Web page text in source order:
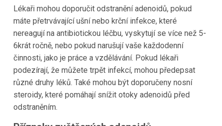
Lékaři mohou doporučit odstranění adenoidů, pokud
máte přetrvávající ušní nebo krční infekce, které
nereagují na antibiotickou léčbu, vyskytují se více než 5-
6krát ročně, nebo pokud narušují vaše každodenní
činnosti, jako je práce a vzdělávání. Pokud lékaři
podezírají, že můžete trpět infekcí, mohou předepsat
různé druhy léků. Také mohou být doporučeny nosní
steroidy, které pomáhají snížit otoky adenoidů před
odstraněním.